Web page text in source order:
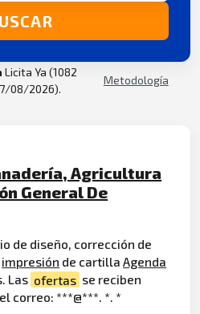
Licita Ya (1082
08/2026).
Metodología
Agricultura
General De
de diseño, corrección de
impresión de cartillaAgenda
Las ofertas se reciben
correo: ***@***. *. *